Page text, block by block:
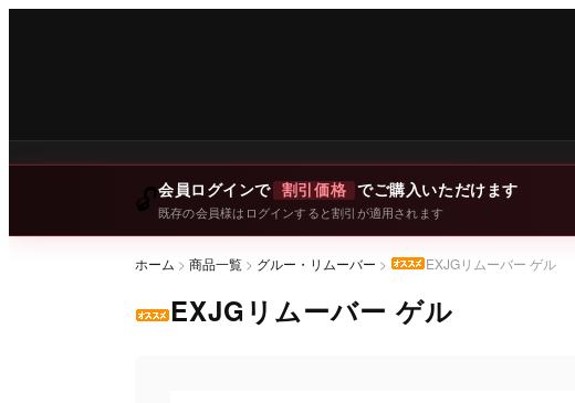
🔓会員ログインで 割引価格 でご購入いただけます
既存の会員様はログインすると割引が適用されます
ホーム > 商品一覧 > グルー・リムーバー > EXJGリムーバー ゲル
EXJGリムーバー ゲル